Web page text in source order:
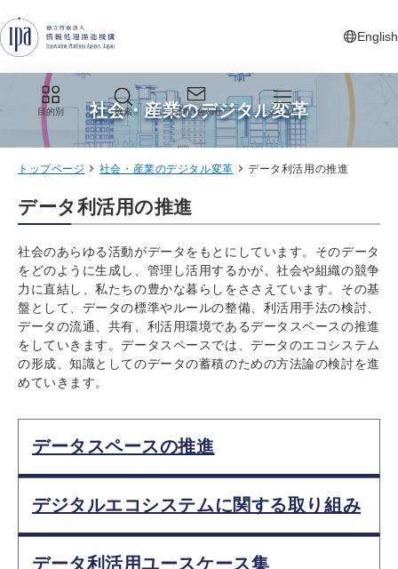
English
新しいタ
目的別 検索 お問い合わせ メニュー
社会・産業のデジタル変革
トップページ 社会・産業のデジタル変革 データ利活用の推進
データ利活用の推進
社会のあらゆる活動がデータをもとにしています。そのデータ
をどのように生成し、管理し活用するかが、社会や組織の競争
力に直結し、私たちの豊かな暮らしをささえています。その基
盤として、データの標準やルールの整備、利活用手法の検討、
データの流通、共有、利活用環境であるデータスペースの推進
をしていきます。データスペースでは、データのエコシステム
の形成、知識としてのデータの蓄積のための方法論の検討を進
めていきます。
データスペースの推進
デジタルエコシステムに関する取り組み
データ利活用ユースケース集